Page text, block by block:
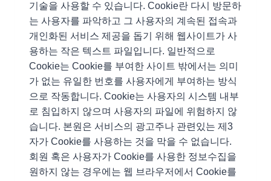
기술을 사용할 수 있습니다. Cookie란 다시 방문하
는 사용자를 파악하고 그 사용자의 계속된 접속과
개인화된 서비스 제공을 돕기 위해 웹사이트가 사
용하는 작은 텍스트 파일입니다. 일반적으로
Cookie는 Cookie를 부여한 사이트 밖에서는 의미
가 없는 유일한 번호를 사용자에게 부여하는 방식
으로 작동합니다. Cookie는 사용자의 시스템 내부
로 침입하지 않으며 사용자의 파일에 위험하지 않
습니다. 본원은 서비스의 광고주나 관련있는 제3
자가 Cookie를 사용하는 것을 막을 수 없습니다.
회원 혹은 사용자가 Cookie를 사용한 정보수집을
원하지 않는 경우에는 웹 브라우저에서 Cookie를